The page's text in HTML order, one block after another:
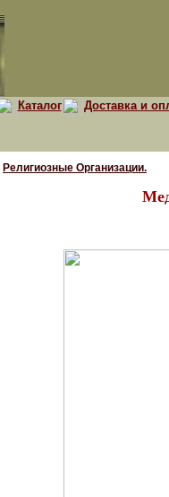
Каталог Доставка и
Религиозные Организации.